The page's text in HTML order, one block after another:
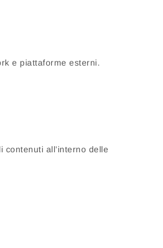
e piattaforme esterni.
all’interno delle